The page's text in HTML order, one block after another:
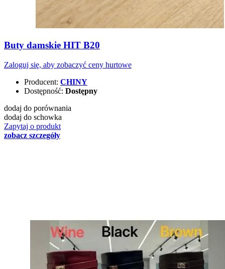
Buty damskie HIT B20
Zaloguj się, aby zobaczyć ceny hurtowe
Producent: CHINY
Dostępność: Dostępny
dodaj do porównania
dodaj do schowka
Zapytaj o produkt
zobacz szczegóły